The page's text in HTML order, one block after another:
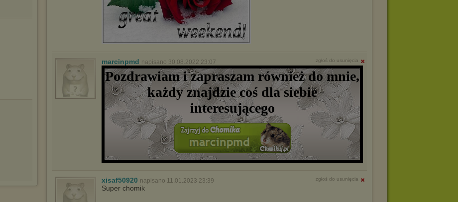
marcinpmd napisano 30.08.2022 23:07 zgłoś do usunięcia
Pozdrawiam i zapraszam również do mnie,
każdy znajdzie coś dla siebie
interesującego
xisaf50920 napisano 11.01.2023 23:39 zgłoś do usunięcia
Super chomik